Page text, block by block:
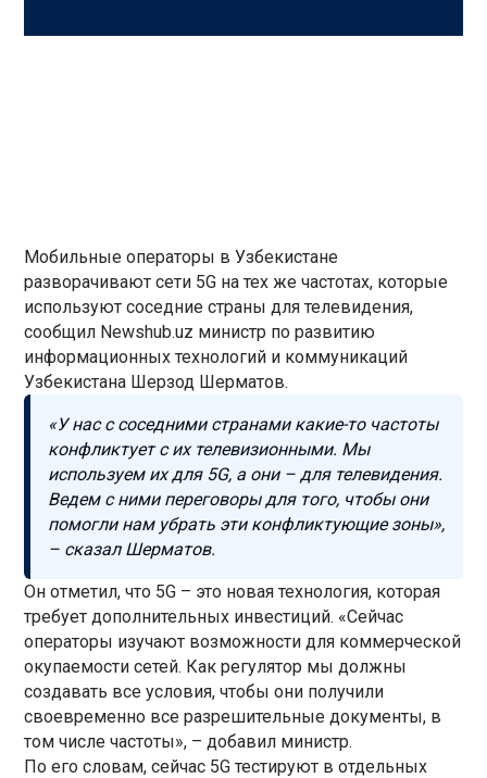
Мобильные операторы в Узбекистане
разворачивают сети 5G на тех же частотах, которые
используют соседние страны для телевидения,
сообщил Newshub.uz министр по развитию
информационных технологий и коммуникаций
Узбекистана Шерзод Шерматов.
«У нас с соседними странами какие-то частоты
конфликтует с их телевизионными. Мы
используем их для 5G, а они – для телевидения.
Ведем с ними переговоры для того, чтобы они
помогли нам убрать эти конфликтующие зоны»,
– сказал Шерматов.
Он отметил, что 5G – это новая технология, которая
требует дополнительных инвестиций. «Сейчас
операторы изучают возможности для коммерческой
окупаемости сетей. Как регулятор мы должны
создавать все условия, чтобы они получили
своевременно все разрешительные документы, в
том числе частоты», – добавил министр.
По его словам, сейчас 5G тестируют в отдельных